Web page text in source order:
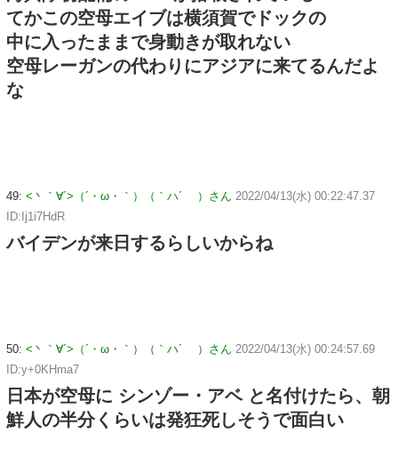
てかこの空母エイブは横須賀でドックの
中に入ったままで身動きが取れない
空母レーガンの代わりにアジアに来てるんだよ
な
49: <丶｀∀´>（´・ω・｀）（｀ハ´ ）さん 2022/04/13(水) 00:22:47.37
ID:Ij1i7HdR
バイデンが来日するらしいからね
50: <丶｀∀´>（´・ω・｀）（｀ハ´ ）さん 2022/04/13(水) 00:24:57.69
ID:y+0KHma7
日本が空母に シンゾー・アベ と名付けたら、朝
鮮人の半分くらいは発狂死しそうで面白い